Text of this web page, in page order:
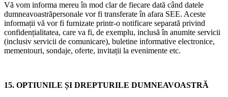
Vă vom informa mereu în mod clar de fiecare dată când datele
dumneavoastrăpersonale vor fi transferate în afara SEE. Aceste
informații vă vor fi furnizate printr-o notificare separată privind
confidențialitatea, care va fi, de exemplu, inclusă în anumite servicii
(inclusiv servicii de comunicare), buletine informative electronice,
mementouri, sondaje, oferte, invitații la evenimente etc.
15. OPTIUNILE ȘI DREPTURILE DUMNEAVOASTRĂ